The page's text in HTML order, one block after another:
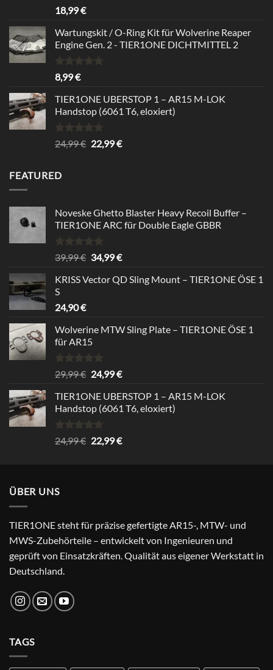
Bewertet
mit
von 5
18,99€
Wartungskit / O-Ring Kit für Wolverine Reaper
Engine Gen. 2 - TIER1ONE DICHTMITTEL 2
Bewertet
mit
von 5
8,99€
TIER1ONE UBERSTOP 1 – AR15 M-LOK
Handstop (6061 T6, eloxiert)
Bewertet
mit
24,99€ Ursprünglicher
22,99€Aktueller
FEATURED
Noveske Ghetto Blaster Heavy Recoil Buffer –
TIER1ONE ARC für Double Eagle GBBR
Bewertet
mit
von 5
39,99€ Ursprünglicher
war:
34,99€Aktueller
ist:
KRISS Vector QD Sling Mount – TIER1ONE ÖSE 1
S
24,90€
Wolverine MTW Sling Plate – TIER1ONE ÖSE 1
für AR15
Bewertet
mit
von 5
29,99€ Ursprünglicher
war:
29,99 €
24,99€Aktueller
ist:
24,99 €.
TIER1ONE UBERSTOP 1 – AR15 M-LOK
Handstop (6061 T6, eloxiert)
Bewertet
mit
24,99€ Ursprünglicher
22,99€Aktueller
ÜBER UNS
TIER1ONE steht für präzise gefertigte AR15-, MTW- und
MWS-Zubehörteile – entwickelt von Ingenieuren und
geprüft von Einsatzkräften. Qualität aus eigener Werkstatt in
Deutschland.
TAGS